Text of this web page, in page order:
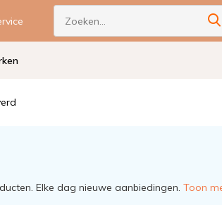
Elke dag nieuwe aanbiedingen. Toon